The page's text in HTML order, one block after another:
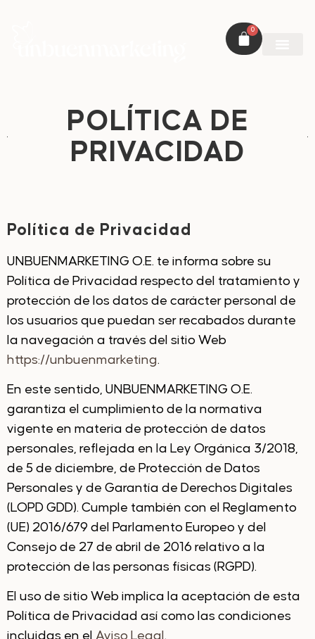
0
POLÍTICA DE
PRIVACIDAD
Política de Privacidad
UNBUENMARKETING O.E. te informa sobre su
Política de Privacidad respecto del tratamiento y
protección de los datos de carácter personal de
los usuarios que puedan ser recabados durante
la navegación a través del sitio Web
https://unbuenmarketing.
En este sentido, UNBUENMARKETING O.E.
garantiza el cumplimiento de la normativa
vigente en materia de protección de datos
personales, reflejada en la Ley Orgánica 3/2018,
de 5 de diciembre, de Protección de Datos
Personales y de Garantía de Derechos Digitales
(LOPD GDD). Cumple también con el Reglamento
(UE) 2016/679 del Parlamento Europeo y del
Consejo de 27 de abril de 2016 relativo a la
protección de las personas físicas (RGPD).
El uso de sitio Web implica la aceptación de esta
Política de Privacidad así como las condiciones
incluidas en el Aviso Legal .